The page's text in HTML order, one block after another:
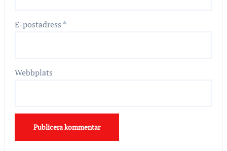
E-postadress *
Webbplats